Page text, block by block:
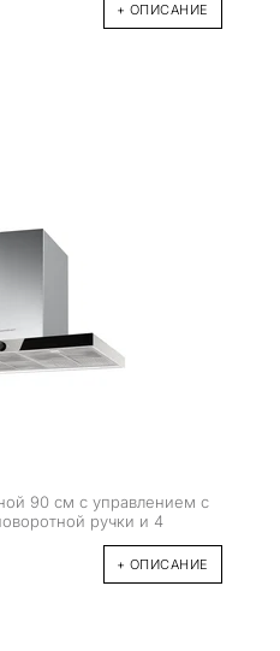
+ ОПИСАНИЕ
90 см с управлением с
ручки и 4
+ ОПИСАНИЕ